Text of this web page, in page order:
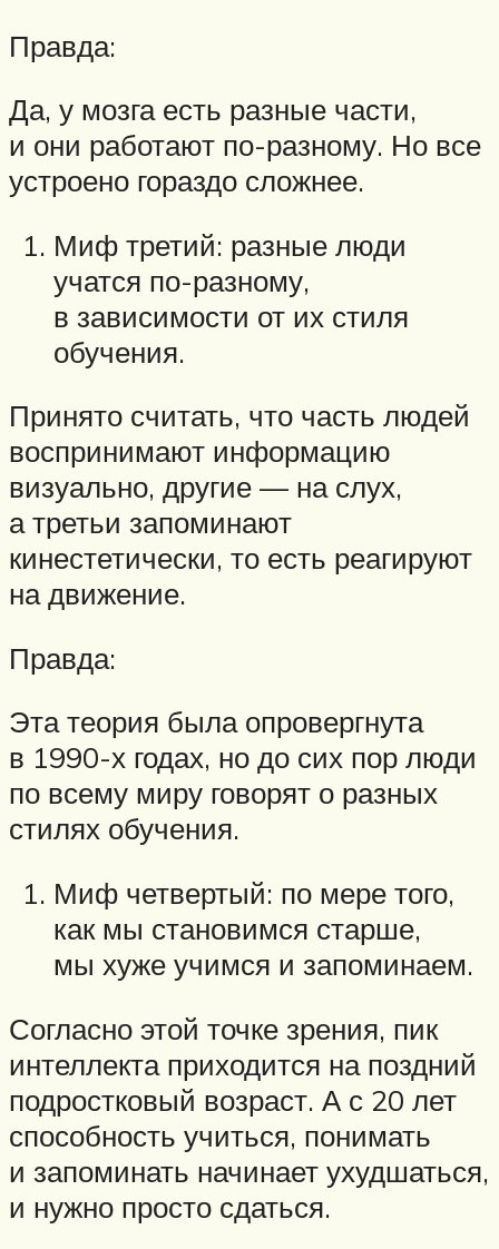
Правда:
Да, у мозга есть разные части,
и они работают по-разному. Но все
устроено гораздо сложнее.
Миф третий: разные люди
учатся по-разному,
в зависимости от их стиля
обучения.
Принято считать, что часть людей
воспринимают информацию
визуально, другие — на слух,
а третьи запоминают
кинестетически, то есть реагируют
на движение.
Правда:
Эта теория была опровергнута
в 1990-х годах, но до сих пор люди
по всему миру говорят о разных
стилях обучения.
Миф четвертый: по мере того,
как мы становимся старше,
мы хуже учимся и запоминаем.
Согласно этой точке зрения, пик
интеллекта приходится на поздний
подростковый возраст. А с 20 лет
способность учиться, понимать
и запоминать начинает ухудшаться,
и нужно просто сдаться.